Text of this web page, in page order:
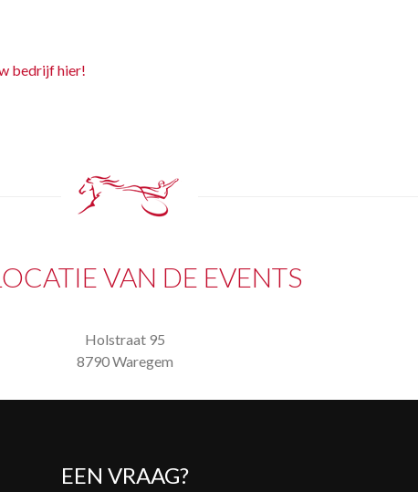
bedrijf hier!
VAN DE EVENTS
Holstraat 95
8790 Waregem
EEN VRAAG?